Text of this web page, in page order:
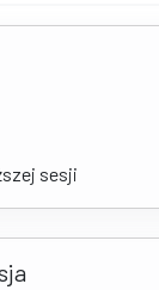
sesji